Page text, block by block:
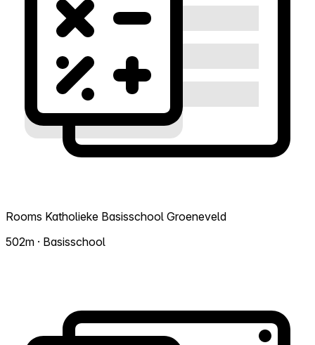
Rooms Katholieke Basisschool Groeneveld
502m · Basisschool